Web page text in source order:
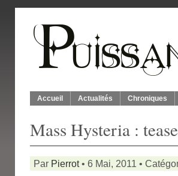
Accueil Actualités Chroniques
Mass Hysteria :
Par Pierrot• 6 Mai, 2011 •